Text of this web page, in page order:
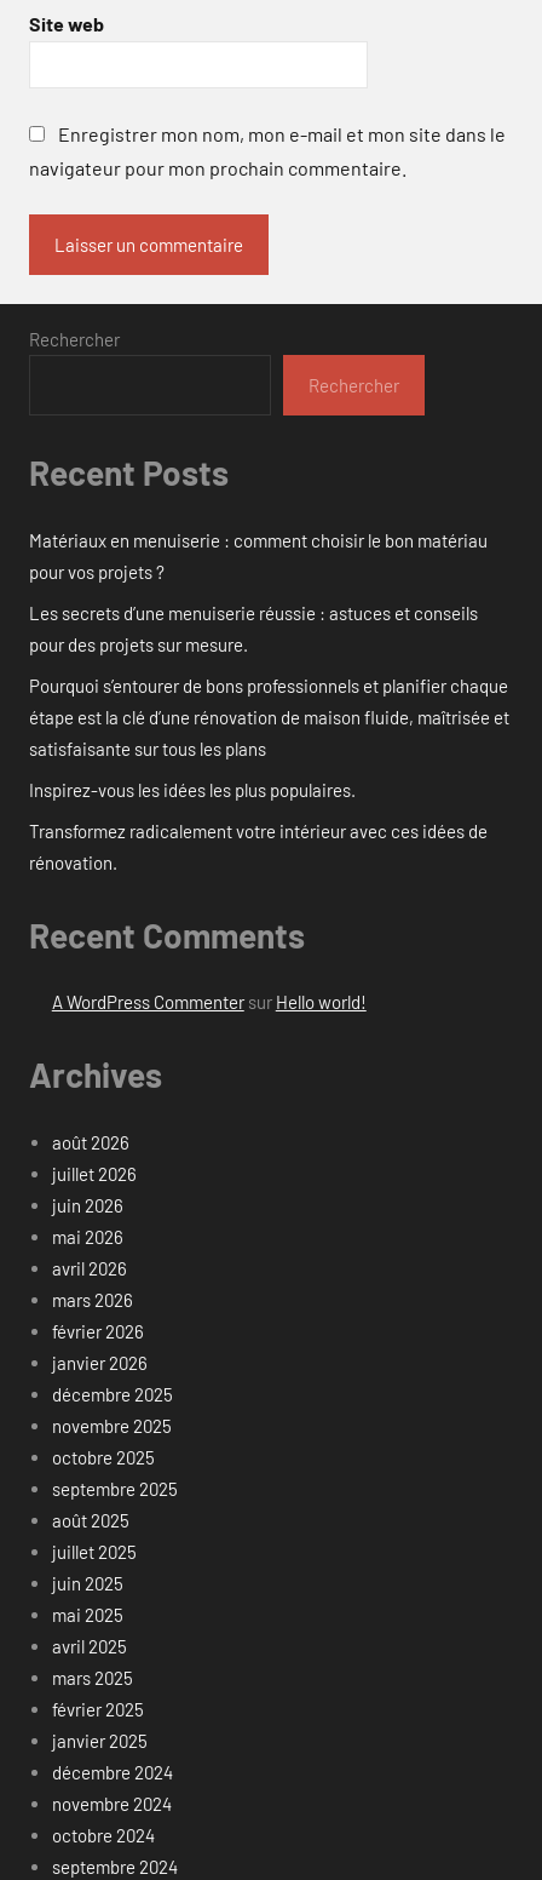
Site web
Enregistrer mon nom, mon e-mail et mon site dans le
navigateur pour mon prochain commentaire.
Rechercher
Rechercher
Recent Posts
Matériaux en menuiserie : comment choisir le bon matériau
pour vos projets ?
Les secrets d’une menuiserie réussie : astuces et conseils
pour des projets sur mesure.
Pourquoi s’entourer de bons professionnels et planifier chaque
étape est la clé d’une rénovation de maison fluide, maîtrisée et
satisfaisante sur tous les plans
Inspirez-vous les idées les plus populaires.
Transformez radicalement votre intérieur avec ces idées de
rénovation.
Recent Comments
A WordPress Commentersur Hello world!
Archives
août 2026
juillet 2026
juin 2026
mai 2026
avril 2026
mars 2026
février 2026
janvier 2026
décembre 2025
novembre 2025
octobre 2025
septembre 2025
août 2025
juillet 2025
juin 2025
mai 2025
avril 2025
mars 2025
février 2025
janvier 2025
décembre 2024
novembre 2024
octobre 2024
septembre 2024